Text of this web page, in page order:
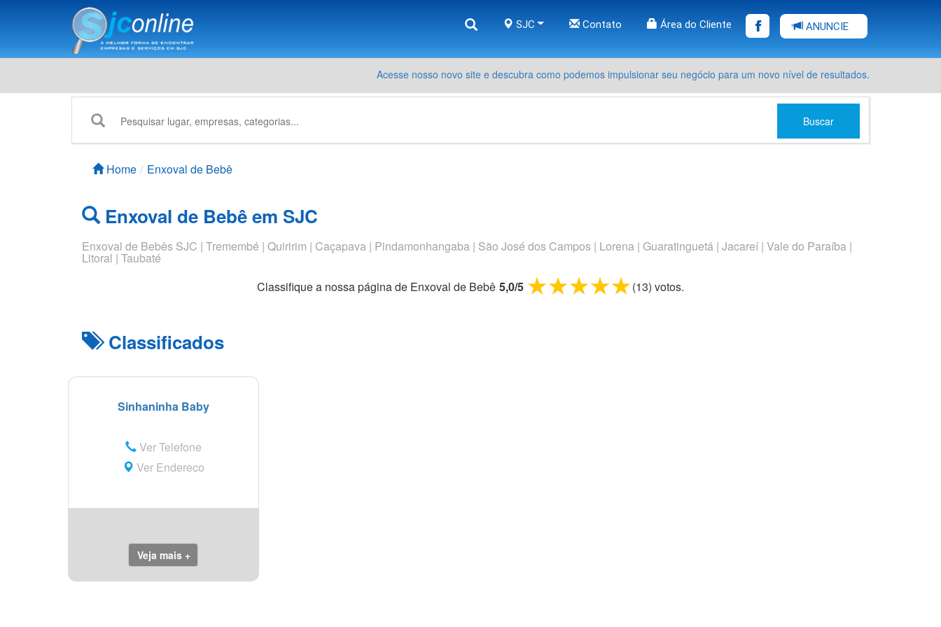
SJC Contato Área do Cliente ANUNCIE
Acesse nosso novo site e descubra como podemos impulsionar seu negócio para um novo nível de resultados.
Buscar
Home Enxoval de Bebê
Enxoval de Bebê em SJC
Enxoval de Bebês SJC | Tremembé | Quiririm | Caçapava | Pindamonhangaba | São José dos Campos | Lorena | Guaratinguetá | Jacareí | Vale do Paraíba |
Litoral | Taubaté
Classifique a nossa página de Enxoval de Bebê 5,0/5 5 stars
4 stars
3 stars
2 stars
1 star (13) votos.
Classificados
Sinhaninha Baby
Ver Telefone
Ver Endereço
Veja mais +